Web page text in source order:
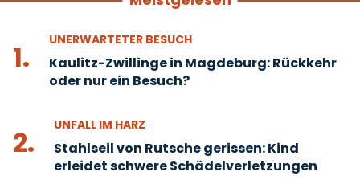
1. UNERWARTETER BESUCH
Kaulitz-Zwillinge in Magdeburg: Rückkehr
oder nur ein Besuch?
2. UNFALL IM HARZ
Stahlseil von Rutsche gerissen: Kind
erleidet schwere Schädelverletzungen